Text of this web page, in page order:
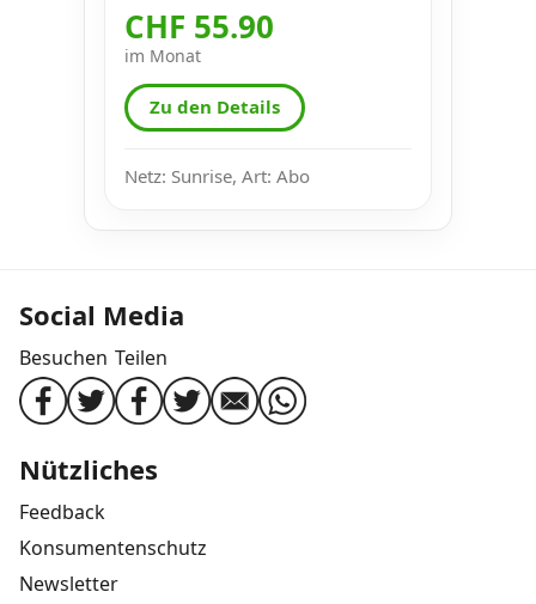
CHF 55.90
im Monat
Zu den Details
Netz: Sunrise, Art: Abo
Social Media
Besuchen Teilen
Nützliches
Feedback
Konsumentenschutz
Newsletter